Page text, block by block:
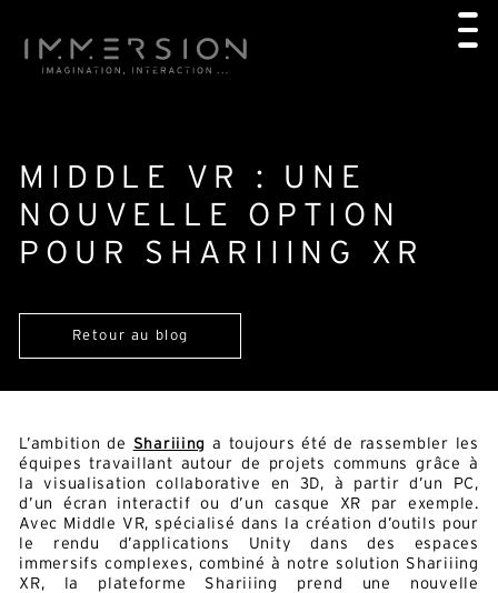
MIDDLE VR : UNE
NOUVELLE OPTION
POUR SHARIIING XR
Retour au blog
L’ambition de Shariiing a toujours été de rassembler les
équipes travaillant autour de projets communs grâce à
la visualisation collaborative en 3D, à partir d’un PC,
d’un écran interactif ou d’un casque XR par exemple.
Avec Middle VR, spécialisé dans la création d’outils pour
le rendu d’applications Unity dans des espaces
immersifs complexes, combiné à notre solution Shariiing
XR, la plateforme Shariiing prend une nouvelle